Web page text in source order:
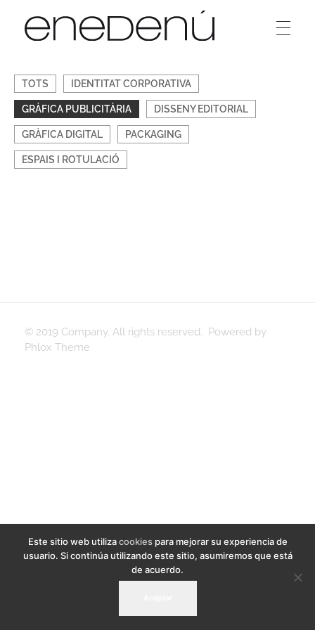
TOTS IDENTITAT CORPORATIVA
GRÀFICA PUBLICITÀRIA DISSENY EDITORIAL
GRÀFICA DIGITAL PACKAGING
ESPAIS I ROTULACIÓ
© 2019 Company. All rights reserved. Powered by
Phlox Theme
Este sitio web utilizacookiespara mejorar su experiencia de
usuario. Si continúa utilizando este sitio, asumiremos que está
de acuerdo.